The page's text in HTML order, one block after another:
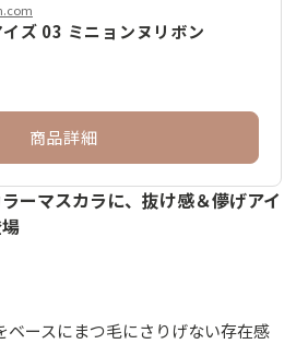
ズ 03 ミニョンヌリボン
商品詳細
ーマスカラに、抜け感＆儚げアイ
ベースにまつ毛にさりげない存在感